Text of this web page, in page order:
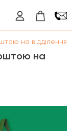
на відділення
на